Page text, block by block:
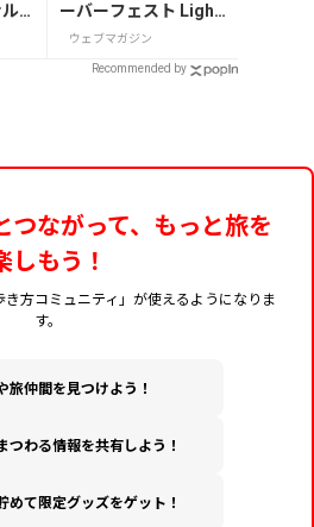
ーバーフェスト Light
2026」が8月7日から
ウェブマガジン
Recommended by
つながって、もっと旅を
しもう！
方コミュニティ」が使えるようになりま
す。
旅仲間を見つけよう！
つわる情報を共有しよう！
めて限定グッズをゲット！